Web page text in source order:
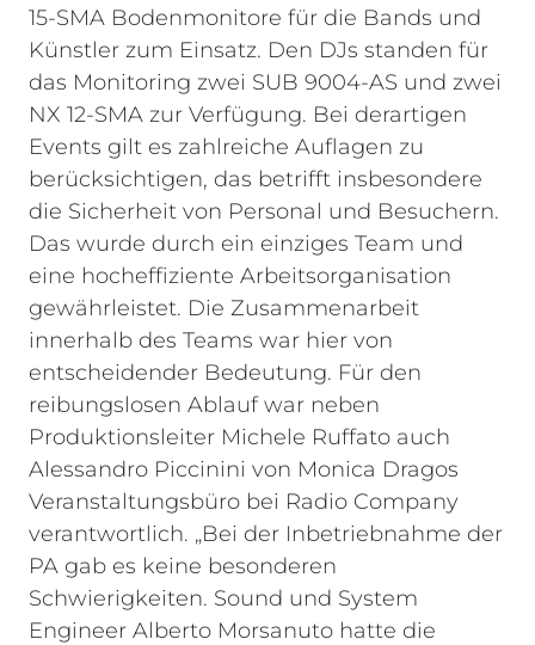
15-SMA Bodenmonitore für die Bands und
Künstler zum Einsatz. Den DJs standen für
das Monitoring zwei SUB 9004-AS und zwei
NX 12-SMA zur Verfügung. Bei derartigen
Events gilt es zahlreiche Auflagen zu
berücksichtigen, das betrifft insbesondere
die Sicherheit von Personal und Besuchern.
Das wurde durch ein einziges Team und
eine hocheffiziente Arbeitsorganisation
gewährleistet. Die Zusammenarbeit
innerhalb des Teams war hier von
entscheidender Bedeutung. Für den
reibungslosen Ablauf war neben
Produktionsleiter Michele Ruffato auch
Alessandro Piccinini von Monica Dragos
Veranstaltungsbüro bei Radio Company
verantwortlich. „Bei der Inbetriebnahme der
PA gab es keine besonderen
Schwierigkeiten. Sound und System
Engineer Alberto Morsanuto hatte die